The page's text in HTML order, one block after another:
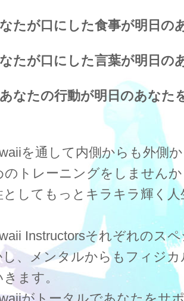
たが口にした食事が明日の
たが口にした言葉が明日の
なたの行動が明日のあなた
を通して内側からも外側
のトレーニングをしません
としてもっとキラキラ輝く
Instructorsそれぞれのス
し、メンタルからもフィジ
ます。